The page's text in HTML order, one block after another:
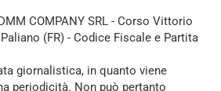
COMPANY SRL - Corso Vittorio
(FR) - Codice Fiscale e Partita
giornalistica, in quanto viene
periodicità. Non può pertanto